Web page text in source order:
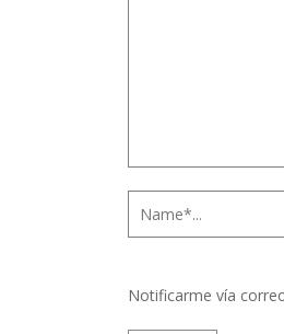
Notificarme vía